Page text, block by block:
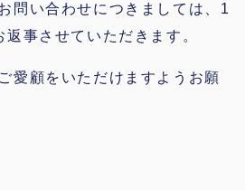
問い合わせにつきましては、1
事させていただきます。
愛顧をいただけますようお願